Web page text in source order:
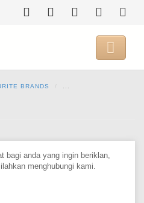

BRANDS
bagi anda yang ingin beriklan,
menghubungi kami.